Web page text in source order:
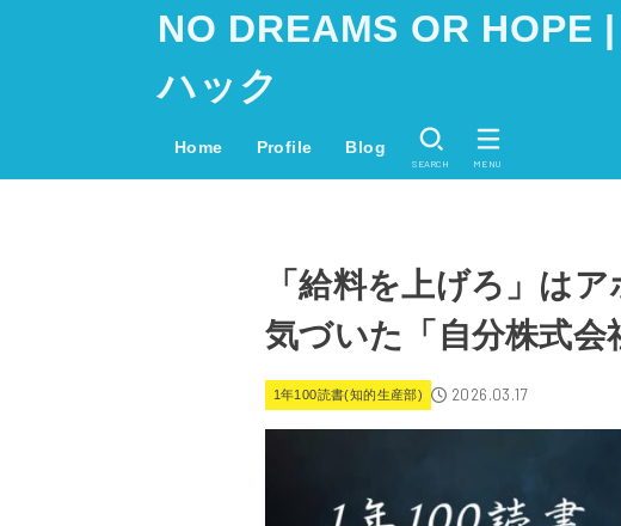
NO DREAMS OR HOPE
ハック
Home Profile Blog
SEARCH MENU
「給料を上げろ」は
気づいた「自分株式会
1年100読書(知的生産部) 2026.03.17